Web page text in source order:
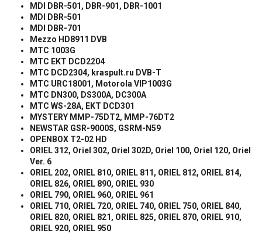
MDI DBR-501, DBR-901, DBR-1001
MDI DBR-501
MDI DBR-701
Mezzo HD8911 DVB
МТС 1003G
МТС EKT DCD2204
MTC DCD2304, kraspult.ru DVB-T
МТС URC18001, Motorola VIP1003G
MTC DN300, DS300A, DC300A
MTC WS-28A, EKT DCD301
MYSTERY MMP-75DT2, MMP-76DT2
NEWSTAR GSR-9000S, GSRM-N59
OPENBOX T2-02 HD
ORIEL 312, Oriel 302, Oriel 302D, Oriel 100, Oriel 120, Oriel
Ver. 6
ORIEL 202, ORIEL 810, ORIEL 811, ORIEL 812, ORIEL 814,
ORIEL 826, ORIEL 890, ORIEL 930
ORIEL 790, ORIEL 960, ORIEL 961
ORIEL 710, ORIEL 720, ORIEL 740, ORIEL 750, ORIEL 840,
ORIEL 820, ORIEL 821, ORIEL 825, ORIEL 870, ORIEL 910,
ORIEL 920, ORIEL 950